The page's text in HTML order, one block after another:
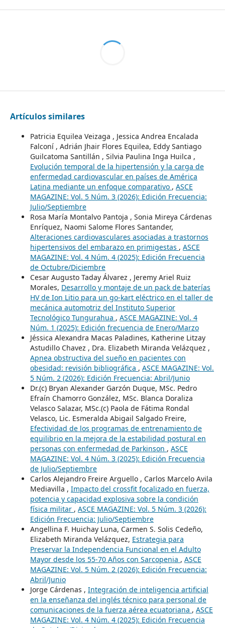
Artículos similares
Patricia Equilea Veizaga , Jessica Andrea Encalada
Falconí , Adrián Jhair Flores Equilea, Eddy Santiago
Guilcatoma Santillán , Silvia Paulina Inga Huilca ,
Evolución temporal de la hipertensión y la carga de
enfermedad cardiovascular en países de América
Latina mediante un enfoque comparativo , ASCE
MAGAZINE: Vol. 5 Núm. 3 (2026): Edición Frecuencia:
Julio/Septiembre
Rosa María Montalvo Pantoja , Sonia Mireya Cárdenas
Enríquez, Naomi Salome Flores Santander,
Alteraciones cardiovasculares asociadas a trastornos
hipertensivos del embarazo en primigestas , ASCE
MAGAZINE: Vol. 4 Núm. 4 (2025): Edición Frecuencia
de Octubre/Diciembre
Cesar Augusto Taday Álvarez , Jeremy Ariel Ruiz
Morales, Desarrollo y montaje de un pack de baterías
HV de Ion Litio para un go-kart eléctrico en el taller de
mecánica automotriz del Instituto Superior
Tecnológico Tungurahua , ASCE MAGAZINE: Vol. 4
Núm. 1 (2025): Edición frecuencia de Enero/Marzo
Jéssica Alexandra Macas Paladines, Katherine Litzay
Astudillo Chavez , Dra. Elizabeth Miranda Velázquez ,
Apnea obstructiva del sueño en pacientes con
obesidad: revisión bibliográfica , ASCE MAGAZINE: Vol.
5 Núm. 2 (2026): Edición Frecuencia: Abril/Junio
Dr.(c) Bryan Alexander Garzón Duque, MSc. Pedro
Efraín Chamorro González, MSc. Blanca Doraliza
Velasco Salazar, MSc.(c) Paola de Fátima Rondal
Velasco, Lic. Esmeralda Abigail Salgado Freire,
Efectividad de los programas de entrenamiento de
equilibrio en la mejora de la estabilidad postural en
personas con enfermedad de Parkinson , ASCE
MAGAZINE: Vol. 4 Núm. 3 (2025): Edición Frecuencia
de Julio/Septiembre
Carlos Alejandro Freire Arguello , Carlos Marcelo Avila
Mediavilla , Impacto del crossfit focalizado en fuerza,
potencia y capacidad explosiva sobre la condición
física militar , ASCE MAGAZINE: Vol. 5 Núm. 3 (2026):
Edición Frecuencia: Julio/Septiembre
Angellina F. Huichay Luna, Carmen S. Solis Cedeño,
Elizabeth Miranda Velázquez, Estrategia para
Preservar la Independencia Funcional en el Adulto
Mayor desde los 55-70 Años con Sarcopenia , ASCE
MAGAZINE: Vol. 5 Núm. 2 (2026): Edición Frecuencia:
Abril/Junio
Jorge Cárdenas , Integración de inteligencia artificial
en la enseñanza del inglés técnico para personal de
comunicaciones de la fuerza aérea ecuatoriana , ASCE
MAGAZINE: Vol. 4 Núm. 4 (2025): Edición Frecuencia